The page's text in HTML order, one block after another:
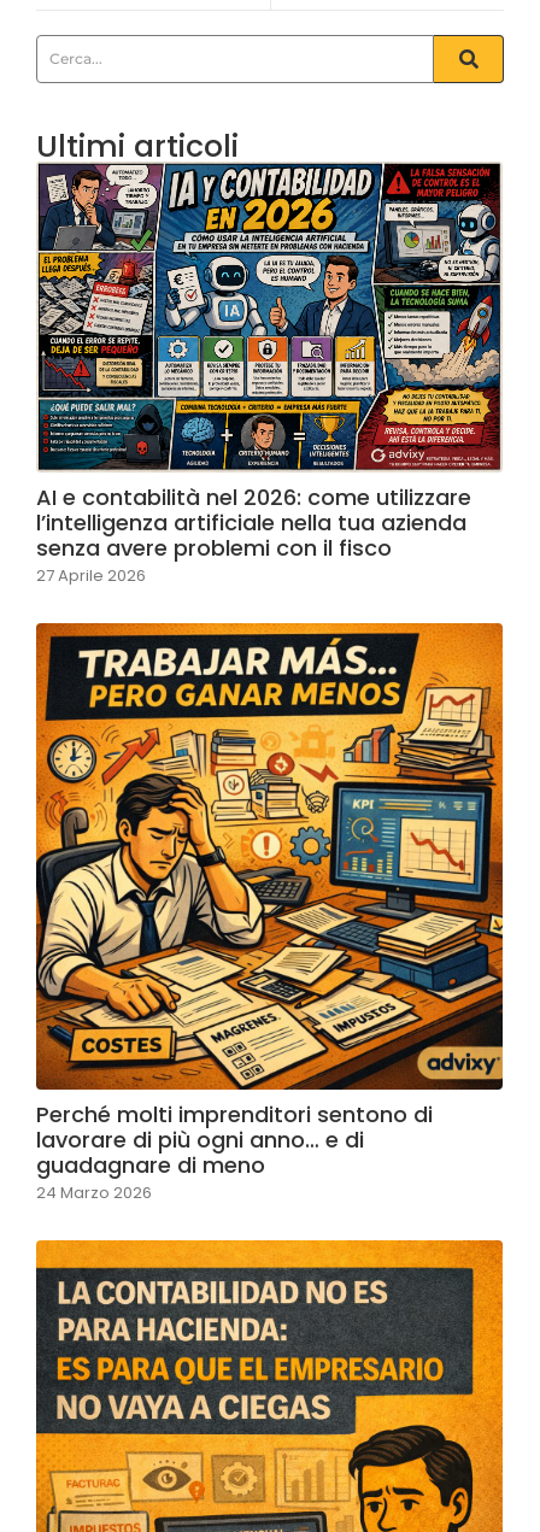
Ultimi articoli
AI e contabilità nel 2026: come utilizzare
l’intelligenza artificiale nella tua azienda
senza avere problemi con il fisco
27 Aprile 2026
Perché molti imprenditori sentono di
lavorare di più ogni anno… e di
guadagnare di meno
24 Marzo 2026